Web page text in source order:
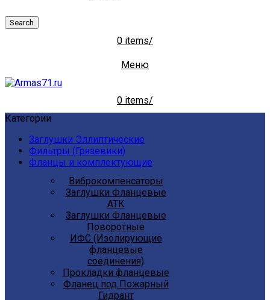
Search
0 items/
Меню
0 items/
Категории
Заглушки Эллиптические
Фильтры (Грязевики)
Фланцы и комплектующие
Виброкомпенсаторы
Заглушки Фланцевые
АТК
Заглушки Фланцевые
Поворотные
ИФС (Изолирующие
фланцевые
соединения)
Прокладки фланцевые
Фланец под Пожарный
Гидрант